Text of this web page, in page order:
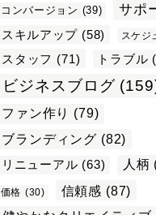
コンバージョン (39) サポ
スキルアップ (58) スケジ
スタッフ (71) トラブル
ビジネスブログ
ファン作り
(79)
ブランディング (82)
リニューアル (63) 人柄
価格 (30) 信頼感 (87)